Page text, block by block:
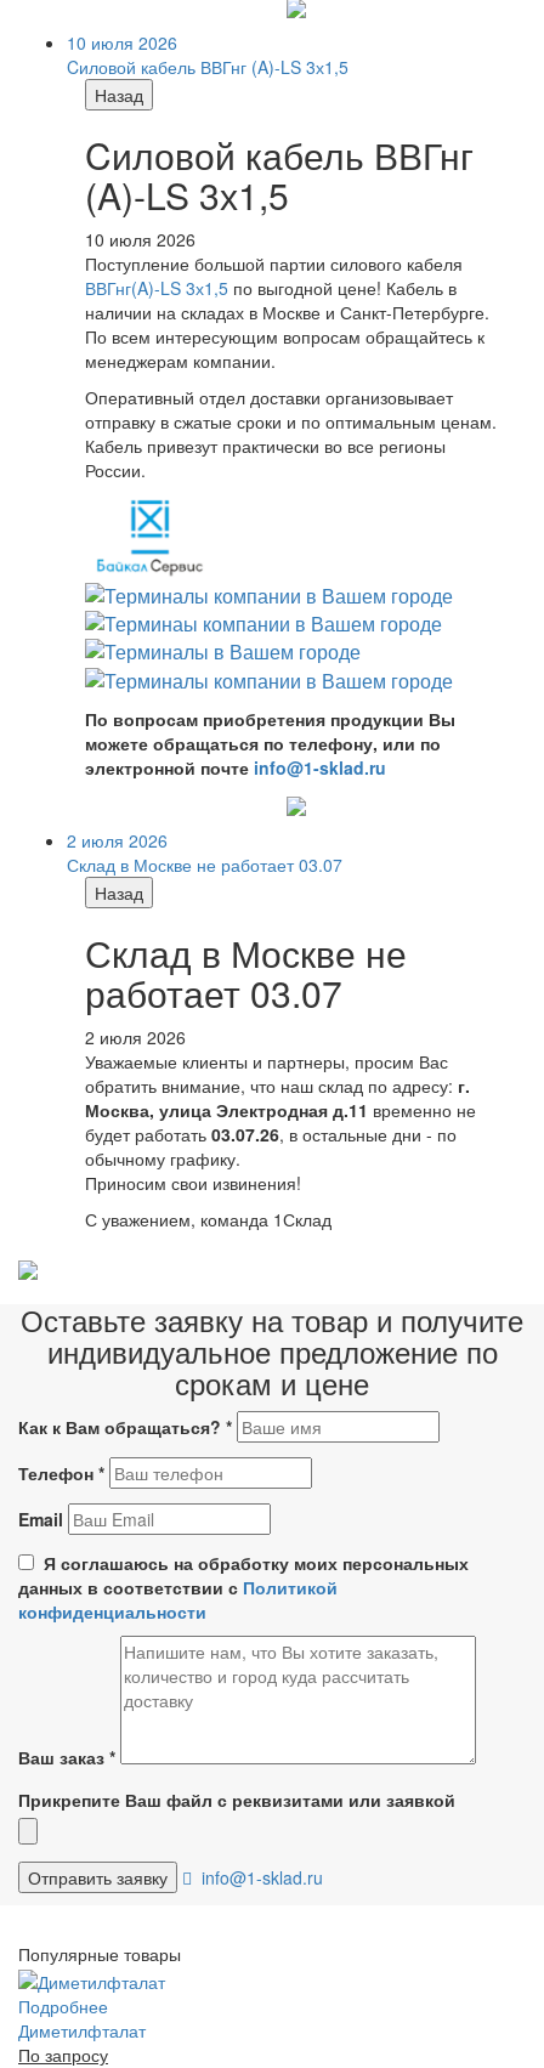
10 июля 2026
Cиловой кабель ВВГнг (A)-LS 3х1,5
Назад
Cиловой кабель ВВГнг
(A)-LS 3х1,5
10 июля 2026
Поступление большой партии силового кабеля
ВВГнг(A)-LS 3х1,5 по выгодной цене! Кабель в
наличии на складах в Москве и Санкт-Петербурге.
По всем интересующим вопросам обращайтесь к
менеджерам компании.
Оперативный отдел доставки организовывает
отправку в сжатые сроки и по оптимальным ценам.
Кабель привезут практически во все регионы
России.
По вопросам приобретения продукции Вы
можете обращаться по телефону, или по
электронной почте info@1-sklad.ru
2 июля 2026
Склад в Москве не работает 03.07
Назад
Склад в Москве не
работает 03.07
2 июля 2026
Уважаемые клиенты и партнеры, просим Вас
обратить внимание, что наш склад по адресу: г.
Москва, улица Электродная д.11 временно не
будет работать 03.07.26, в остальные дни - по
обычному графику.
Приносим свои извинения!
С уважением, команда 1Склад
Оставьте заявку на товар и получите
индивидуальное предложение по
срокам и цене
Как к Вам обращаться? *
Телефон *
Email
Я соглашаюсь на обработку моих персональных
данных в соответствии с Политикой
конфиденциальности
Ваш заказ *
Прикрепите Ваш файл с реквизитами или заявкой
info@1-sklad.ru
Популярные товары
Подробнее
Диметилфталат
По запросу